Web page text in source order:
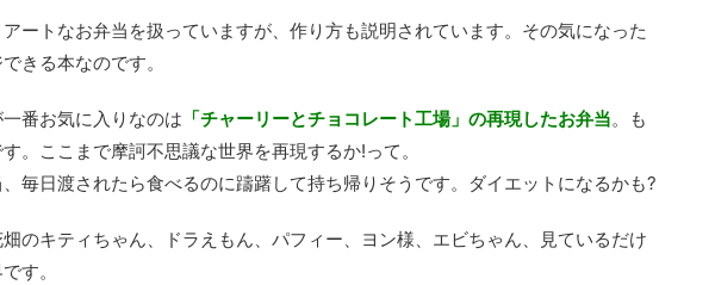
ートなお弁当を扱っていますが、作り方も説明されています。その気になった
きる本なのです。
番お気に入りなのは 「チャーリーとチョコレート工場」の再現したお弁当。も
。ここまで摩訶不思議な世界を再現するか!って。
毎日渡されたら食べるのに躊躇して持ち帰りそうです。ダイエットになるかも?
のキティちゃん、ドラえもん、パフィー、ヨン様、エビちゃん、見ているだけ
す。